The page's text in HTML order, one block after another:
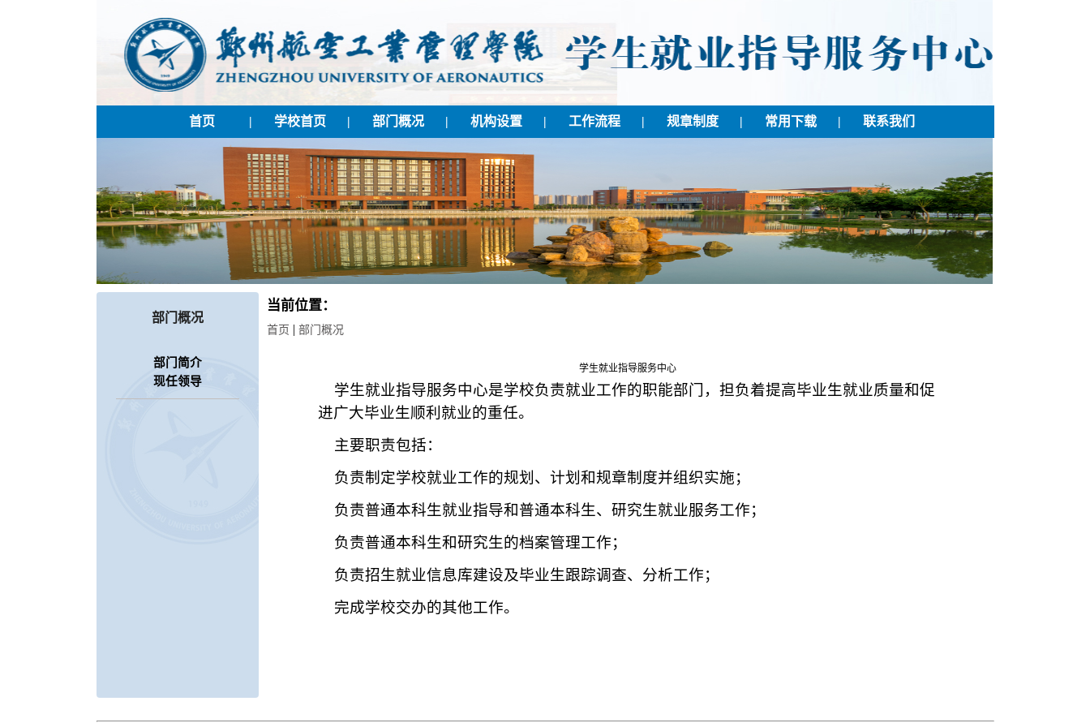
首页 | 学校首页 | 部门概况 | 机构设置 | 工作流程 | 规章制度 | 常用下载 | 联系我们
部门概况
部门简介
现任领导
当前位置：
首页 | 部门概况
学生就业指导服务中心
学生就业指导服务中心是学校负责就业工作的职能部门，担负着提高毕业生就业质量和促
进广大毕业生顺利就业的重任。
主要职责包括：
负责制定学校就业工作的规划、计划和规章制度并组织实施；
负责普通本科生就业指导和普通本科生、研究生就业服务工作；
负责普通本科生和研究生的档案管理工作；
负责招生就业信息库建设及毕业生跟踪调查、分析工作；
完成学校交办的其他工作。